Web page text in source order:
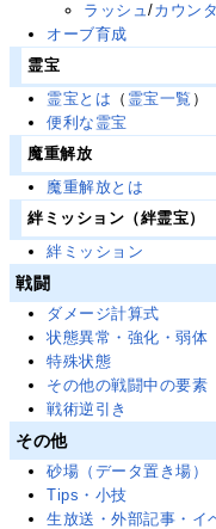
ラッシュ/カウン
オーブ育成
霊宝
霊宝とは （ 霊宝一覧 ）
便利な霊宝
魔重解放
魔重解放とは
絆ミッション（絆霊宝）
絆ミッション
戦闘
ダメージ計算式
状態異常・強化・弱体
特殊状態
その他の戦闘中の要素
戦術逆引き
その他
砂場（データ置き場）
Tips・小技
生放送・外部記事・イ